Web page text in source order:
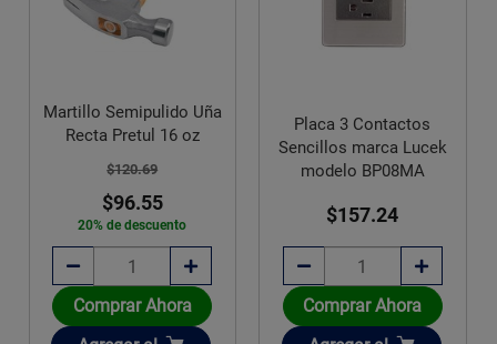
Martillo Semipulido Uña
Recta Pretul 16 oz
$120.69
$96.55
20% de descuento
Comprar Ahora
Placa 3 Contactos
Sencillos marca Lucek
modelo BP08MA
$157.24
Comprar Ahora